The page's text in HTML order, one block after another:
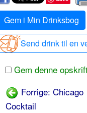
Gem i Min Drinksbog
Send drink til en
Gem denne
Forrige: Chicago
Cocktail